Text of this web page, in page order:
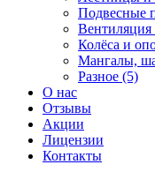
Подвесные
Вентиляция
Колёса и
Мангалы,
Разное (5)
О нас
Отзывы
Акции
Лицензии
Контакты